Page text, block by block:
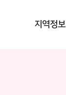
지역정보